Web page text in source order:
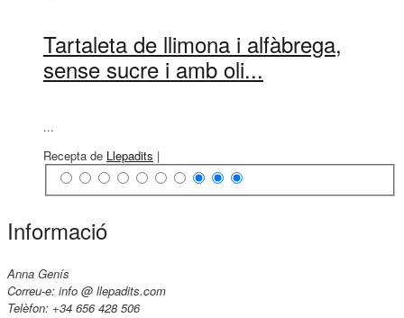
Tartaleta de llimona i alfàbrega,
sense sucre i amb oli...
...
Recepta de Llepadits |
Informació
Anna Genís
Correu-e: info @ llepadits.com
Telèfon: +34 656 428 506